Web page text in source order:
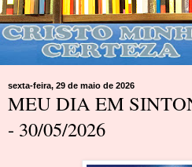
sexta-feira, 29 de maio de 2026
MEU DIA EM
- 30/05/2026